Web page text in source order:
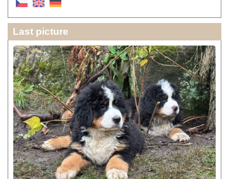
Last picture